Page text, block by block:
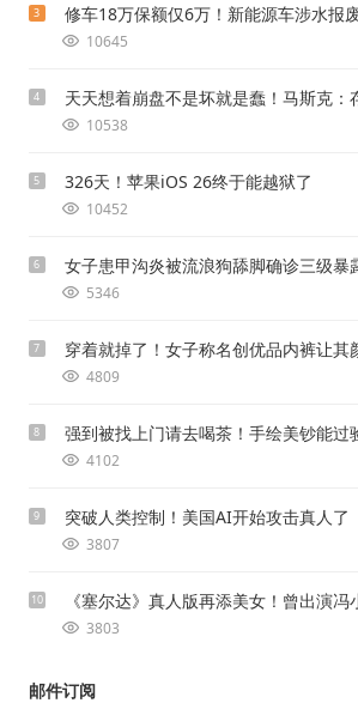
3 修车18万保额仅6万！新能源车涉水报
10645
4 天天想着崩盘不是坏就是蠢！马斯克：
10538
5 326天！苹果iOS 26终于能越狱了
10452
6 女子患甲沟炎被流浪狗舔脚确诊三级暴
5346
7 穿着就掉了！女子称名创优品内裤让其
4809
8 强到被找上门请去喝茶！手绘美钞能过
4102
9 突破人类控制！美国AI开始攻击真人了
3807
10 《塞尔达》真人版再添美女！曾出演冯
3803
邮件订阅